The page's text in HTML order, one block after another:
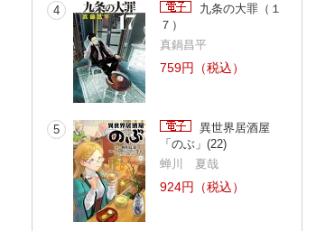
13
久家健史郎
久家健史郎
4
九条の大罪（１
７）
真鍋昌平
759円（税込）
5
異世界居酒屋
「のぶ」(22)
蝉川 夏哉
924円（税込）